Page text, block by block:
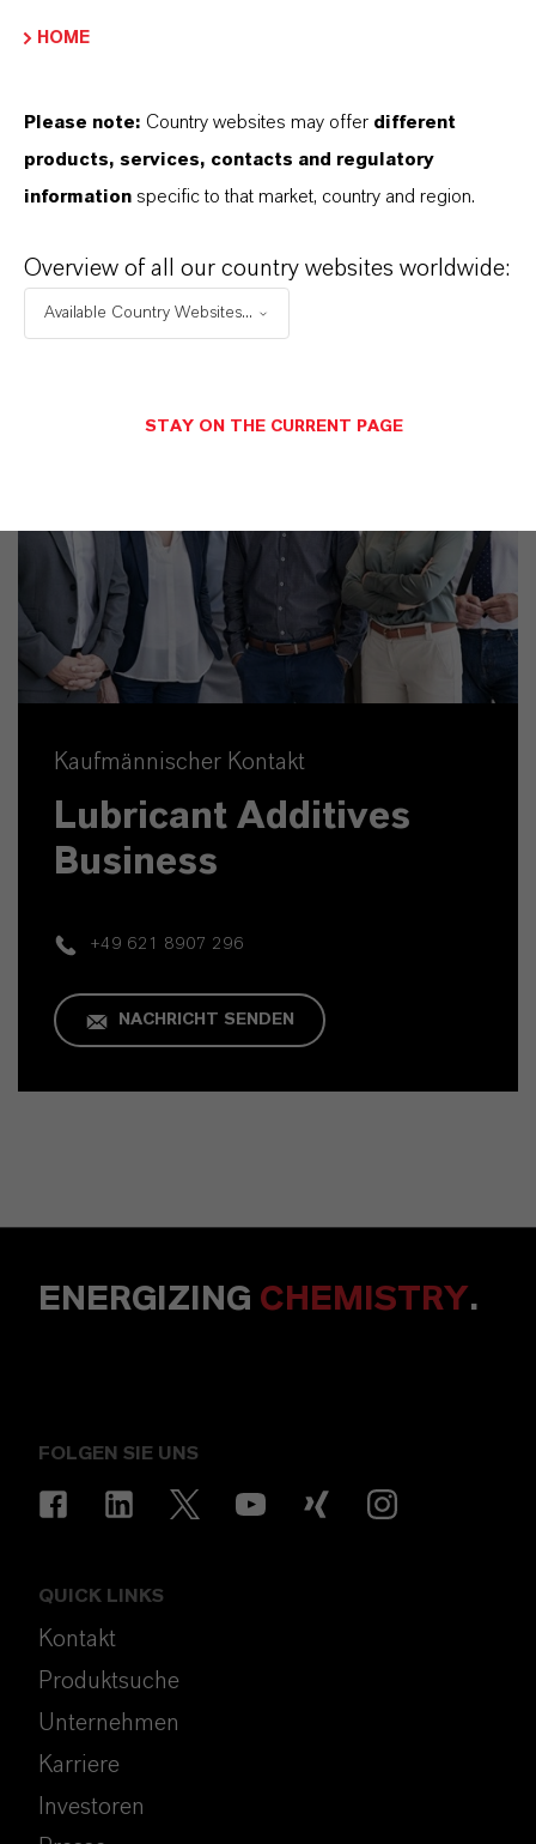
11 Gründe, warum LANXESS der richtige
Partner für Ihr Unternehmen ist
Kaufmännischer Kontakt
Lubricant Additives
Business
+49 621 8907 296
NACHRICHT SENDEN
ENERGIZING CHEMISTRY.
FOLGEN SIE UNS
QUICK LINKS
Kontakt
Produktsuche
Unternehmen
Karriere
Investoren
HOME
Please note: Country websites may offer different
products, services, contacts and regulatory
information specific to that market, country and region.
Overview of all our country websites worldwide:
Available Country Websites...
STAY ON THE CURRENT PAGE